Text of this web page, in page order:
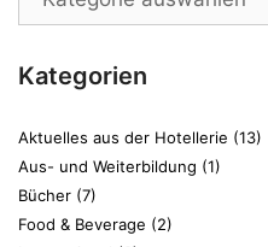
Kategorien
Aktuelles aus der Hotellerie (13)
Aus- und Weiterbildung (1)
Bücher (7)
Food & Beverage (2)